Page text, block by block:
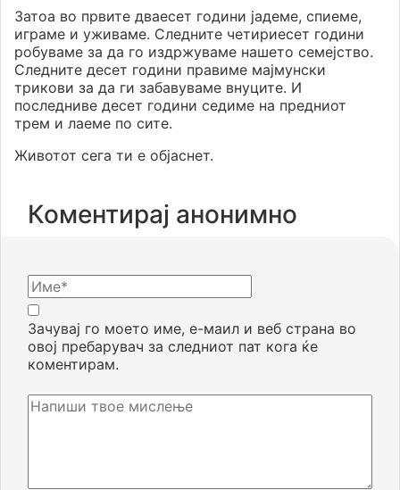
Затоа во првите дваесет години јадеме, спиеме,
играме и уживаме. Следните четириесет години
робуваме за да го издржуваме нашето семејство.
Следните десет години правиме мајмунски
трикови за да ги забавуваме внуците. И
последниве десет години седиме на предниот
трем и лаеме по сите.
Животот сега ти е објаснет.
Коментирај анонимно
Зачувај го моето име, е-маил и веб страна во
овој пребарувач за следниот пат кога ќе
коментирам.